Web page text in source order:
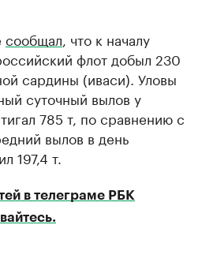
сообщал , что к началу
флот добыл 230
сардины (иваси). Уловы
суточный вылов у
785 т, по сравнению с
вылов в день
197,4 т.
в телеграме РБК